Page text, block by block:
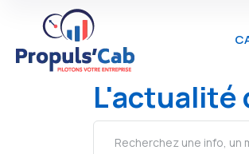
L'actualité